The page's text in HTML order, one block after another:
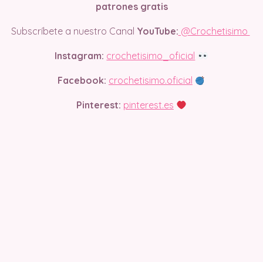
patrones gratis
Subscríbete a nuestro Canal YouTube: @Crochetisimo
Instagram: crochetisimo_oficial
Facebook: crochetisimo.oficial
Pinterest: pinterest.es